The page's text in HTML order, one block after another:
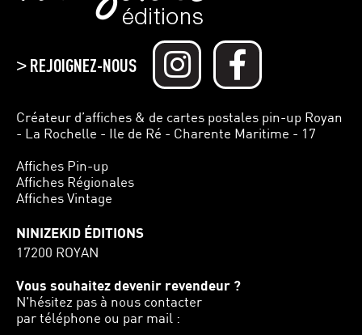
>REJOIGNEZ-NOUS
Créateur d’affiches & de cartes postales pin-up Royan
- La Rochelle - Ile de Ré - Charente Maritime - 17
Affiches Pin-up
Affiches Régionales
Affiches Vintage
NINIZEKID ÉDITIONS
17200 ROYAN
Vous souhaitez devenir revendeur ?
N'hésitez pas à nous contacter
par téléphone ou par mail :